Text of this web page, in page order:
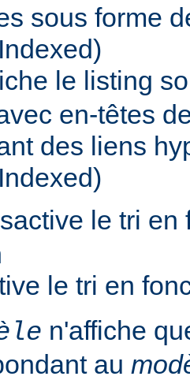
sous forme
le listing
en-têtes
des liens
le tri en
le tri en
n'affiche
au